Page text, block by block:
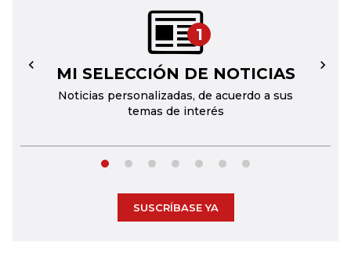
1
MI SELECCIÓN DE NOTICIAS
Noticias personalizadas, de acuerdo a sus
temas de interés
← →
SUSCRÍBASE YA